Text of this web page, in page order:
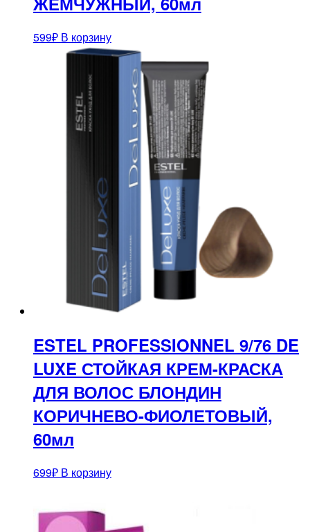
599₽ В корзину
ESTEL PROFESSIONNEL 9/76 DE
LUXE СТОЙКАЯ КРЕМ-КРАСКА
ДЛЯ ВОЛОС БЛОНДИН
КОРИЧНЕВО-ФИОЛЕТОВЫЙ,
60мл
699₽ В корзину